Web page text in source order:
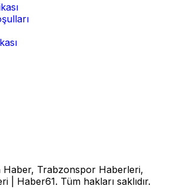
Trabzonspor Haberleri,
| Haber61. Tüm hakları saklıdır.